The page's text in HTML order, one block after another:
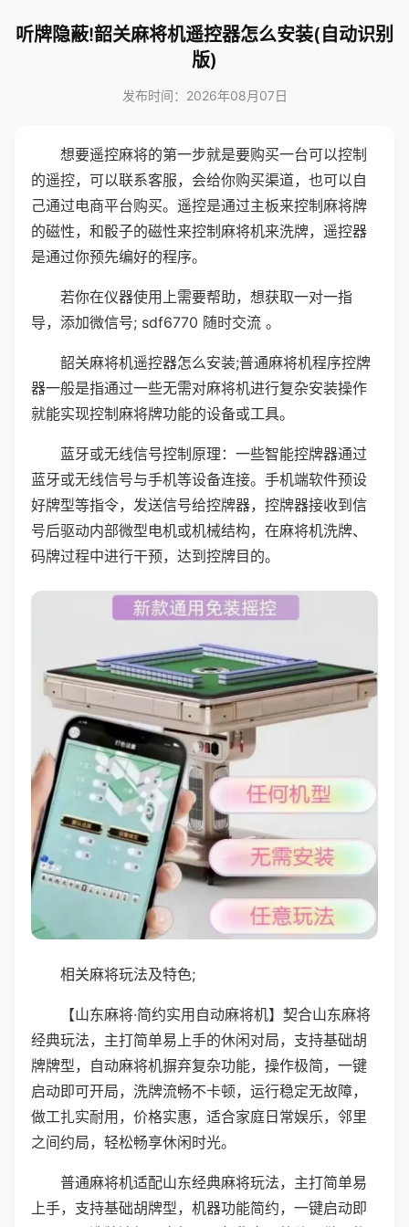
听牌隐蔽!韶关麻将机遥控器怎么安装(自动识别
版)
发布时间：2026年08月07日
想要遥控麻将的第一步就是要购买一台可以控制
的遥控，可以联系客服，会给你购买渠道，也可以自
己通过电商平台购买。遥控是通过主板来控制麻将牌
的磁性，和骰子的磁性来控制麻将机来洗牌，遥控器
是通过你预先编好的程序。
若你在仪器使用上需要帮助，想获取一对一指
导，添加微信号; sdf6770 随时交流 。
韶关麻将机遥控器怎么安装;普通麻将机程序控牌
器一般是指通过一些无需对麻将机进行复杂安装操作
就能实现控制麻将牌功能的设备或工具。
蓝牙或无线信号控制原理：一些智能控牌器通过
蓝牙或无线信号与手机等设备连接。手机端软件预设
好牌型等指令，发送信号给控牌器，控牌器接收到信
号后驱动内部微型电机或机械结构，在麻将机洗牌、
码牌过程中进行干预，达到控牌目的。
相关麻将玩法及特色;
【山东麻将·简约实用自动麻将机】契合山东麻将
经典玩法，主打简单易上手的休闲对局，支持基础胡
牌牌型，自动麻将机摒弃复杂功能，操作极简，一键
启动即可开局，洗牌流畅不卡顿，运行稳定无故障，
做工扎实耐用，价格实惠，适合家庭日常娱乐，邻里
之间约局，轻松畅享休闲时光。
普通麻将机适配山东经典麻将玩法，主打简单易
上手，支持基础胡牌型，机器功能简约，一键启动即